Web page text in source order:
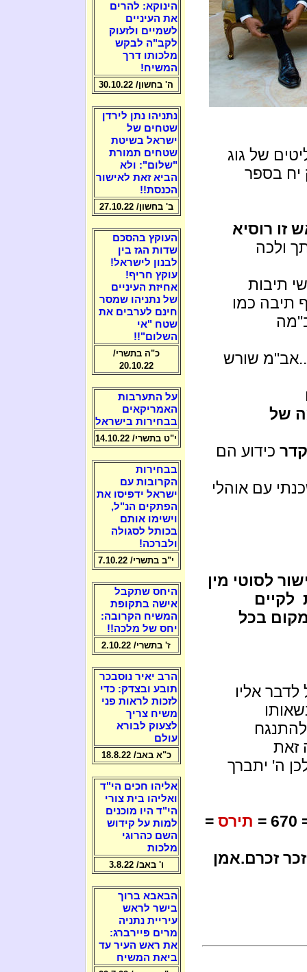
של גוג
יח בספר
זו רוסיא
ולכה
תיבות
תיבה כמו
שורש
של
קדר כידוע הם
עם אוהלי
לסוטי מין
לקיים
בכל
לדבר אליו
זאת
ה' יתברך
= תירס =
זכרם.אמן
הינוקא: להרים
את העיניים
לשמיים ולזעוק
לקב"ה לבקש
מלכותו דרך
המשיח!
ה' בחשון/ 30.10.22
נתניהו נתן לירדן
שטחים של
ישראל בשיטת
שטחים תמורת
"שלום": ולא
הביא זאת לאישור
הכנסת!!
ב' בחשון/ 27.10.22
העוקץ בהסכם
שדות הגז בין
לבנון לישראל!
עוקץ חריף!
אחיזת העיניים
של נתניהו שמסר
חינם לערבים את
שטח "אי
השלום"!!
כ"ה בתשרי/
20.10.22
על התערבות
האמריקאים
בבחירות בישראל
י"ט בתשרי/ 14.10.22
בבחירות
הקרובות עם
ישראל ידפיסו את
הפתקים הנ"ל,
וישימו אותם
בכותל לסגולה
ולברכה!
י"ב בתשרי/ 7.10.22
היחס שתקבל
אישה בתקופת
המשיח הקרובה:
יחס של מלכה!!
ז' בתשרי/ 2.10.22
הרב יאיר נוסבכר
תובע ובצדק: כדי
לזכות לראות פני
משיח צריך
לצעוק לבורא
עולם
כ"א באב/ 18.8.22
אליהו חכים הי"ד
ואליהו בית צורי
הי"ד היו מוכנים
למות על קידוש
השם כהרוגי
מלכות
ו' באב/ 3.8.22
הבאבא ברוך
בישר לראש
עיריית נתניה
מרים פיירברג:
את ראש העיר עד
ביאת המשיח